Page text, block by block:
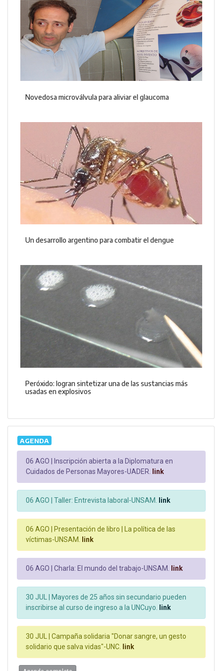
Novedosa microválvula para aliviar el glaucoma
Un desarrollo argentino para combatir el dengue
Peróxido: logran sintetizar una de las sustancias más
usadas en explosivos
AGENDA
06 AGO |
Inscripción abierta a la Diplomatura en
Cuidados de Personas Mayores-UADER. link
06 AGO | Taller: Entrevista laboral-UNSAM. link
06 AGO |
Presentación de libro | La política de las
víctimas-UNSAM. link
06 AGO | Charla: El mundo del trabajo-UNSAM. link
30 JUL |
Mayores de 25 años sin secundario pueden
inscribirse al curso de ingreso a la UNCuyo. link
30 JUL | Campaña solidaria "Donar sangre, un gesto
solidario que salva vidas"-UNC. link